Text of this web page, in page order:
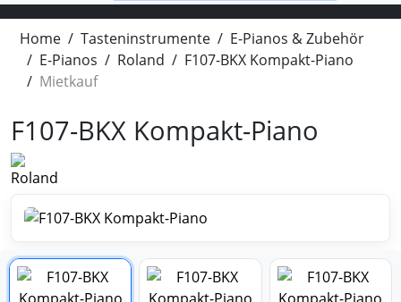
Home Tasteninstrumente
E-Pianos & Zubehör
E-Pianos
Roland
F107-BKX Kompakt-Piano
Mietkauf
F107-BKX Kompakt-Piano